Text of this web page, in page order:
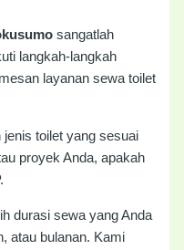
sangatlah
langkah-langkah
layanan sewa toilet
jenis toilet yang sesuai
proyek Anda, apakah
durasi sewa yang Anda
atau bulanan. Kami